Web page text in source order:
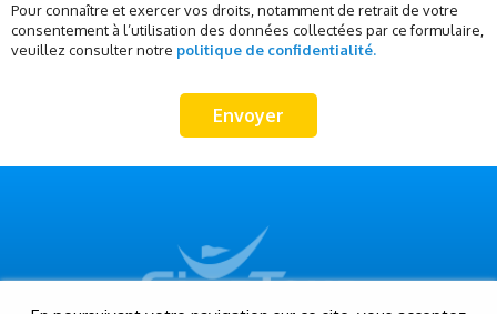
Pour connaître et exercer vos droits, notamment de retrait de votre
consentement à l’utilisation des données collectées par ce formulaire,
veuillez consulter notre politique de confidentialité.